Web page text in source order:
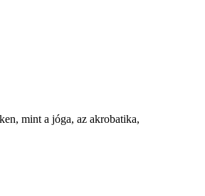
mint a jóga, az akrobatika,